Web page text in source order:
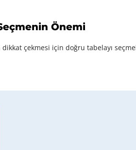
Önemi
çekmesi için doğru tabelayı